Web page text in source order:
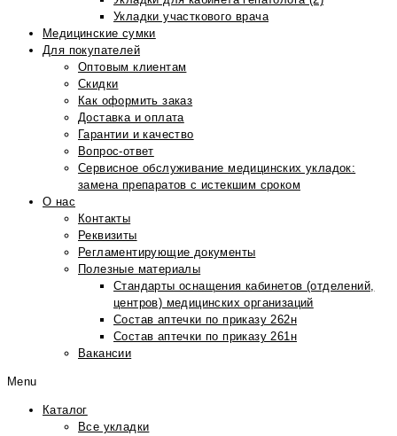
Укладки участкового врача
Медицинские сумки
Для покупателей
Оптовым клиентам
Скидки
Как оформить заказ
Доставка и оплата
Гарантии и качество
Вопрос-ответ
Сервисное обслуживание медицинских укладок:
замена препаратов с истекшим сроком
О нас
Контакты
Реквизиты
Регламентирующие документы
Полезные материалы
Стандарты оснащения кабинетов (отделений,
центров) медицинских организаций
Состав аптечки по приказу 262н
Состав аптечки по приказу 261н
Вакансии
Menu
Каталог
Все укладки